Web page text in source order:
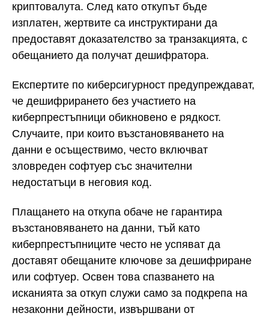
криптовалута. След като откупът бъде
изплатен, жертвите са инструктирани да
предоставят доказателство за транзакцията, с
обещанието да получат дешифратора.
Експертите по киберсигурност предупреждават,
че дешифрирането без участието на
киберпрестъпници обикновено е рядкост.
Случаите, при които възстановяването на
данни е осъществимо, често включват
зловреден софтуер със значителни
недостатъци в неговия код.
Плащането на откупа обаче не гарантира
възстановяването на данни, тъй като
киберпрестъпниците често не успяват да
доставят обещаните ключове за дешифриране
или софтуер. Освен това спазването на
исканията за откуп служи само за подкрепа на
незаконни дейности, извършвани от